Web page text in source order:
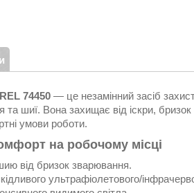
74450 — це незамінний засіб
та шиї. Вона захищає від іскри,
умови роботи.
на робочому місці
від бризок зварювання.
ультрафіолетового/